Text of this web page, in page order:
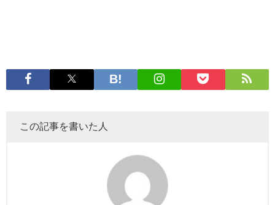
この記事を書いた人